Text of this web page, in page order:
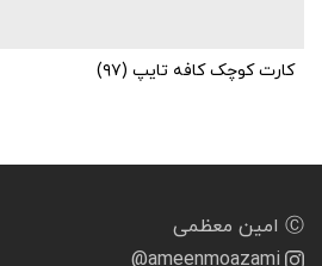
کارت کوچک کافه تایپ (۹۷)
Ⓒ امین معظمی
@ameenmoazami